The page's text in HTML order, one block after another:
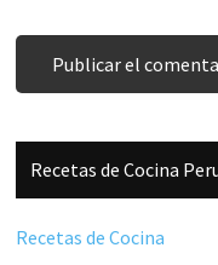
Barra
lateral
principal
Recetas de Cocina
Recetas de Cocina